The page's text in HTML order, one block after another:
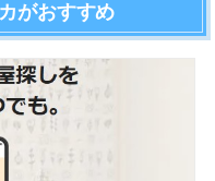
がおすすめ